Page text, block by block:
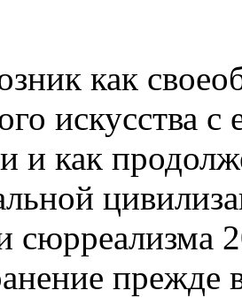
как
искусства
и как
сюрреализма